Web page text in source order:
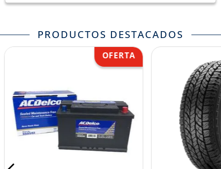
PRODUCTOS DESTACADOS